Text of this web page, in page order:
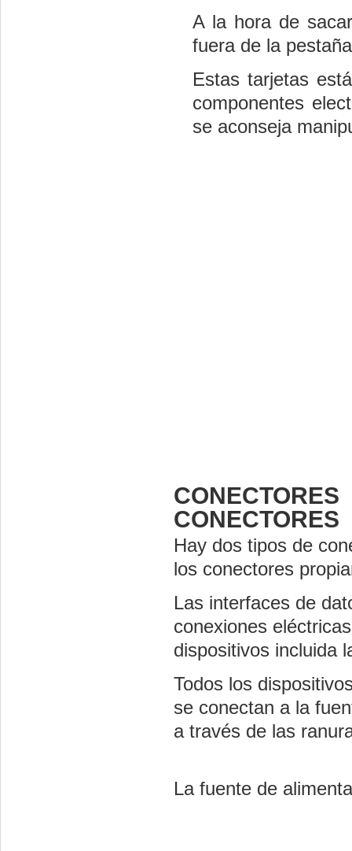
A la hora de
fuera de la
Estas tarjetas
componentes
se aconseja
Hay dos tipos de
los conectores
Las interfaces de
conexiones
dispositivos incluida
Todos los
se conectan a la
a través de las
La fuente de